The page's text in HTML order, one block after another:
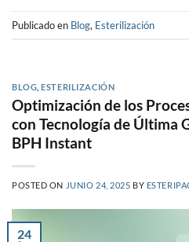
Publicado en Blog, Esterilización
BLOG ,ESTERILIZACIÓN
Optimización de los
con Tecnología de Última
BPH Instant
POSTED ON JUNIO 24, 2025 BY
24